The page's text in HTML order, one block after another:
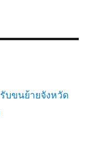
รับขนย้ายจังหวัด